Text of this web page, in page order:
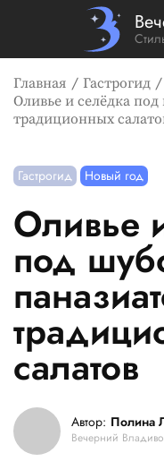
Главная
Гастрогид
Оливье и селёдка
традиционных
Гастрогид Новый год
Оливье
под
салатов
Автор: Полина
Вечерний